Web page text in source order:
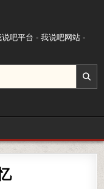
吧平台 - 我说吧网站 -